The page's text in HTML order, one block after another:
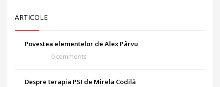
ARTICOLE
Povestea elementelor de Alex Pârvu
0 comments
Despre terapia PSI de Mirela Codilă